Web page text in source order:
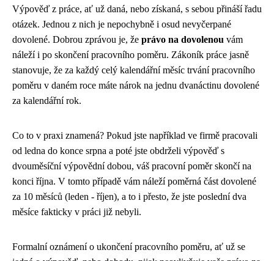
Výpověď z práce, ať už daná, nebo získaná, s sebou přináší řadu
otázek. Jednou z nich je nepochybně i osud nevyčerpané
dovolené. Dobrou zprávou je, že právo na dovolenou vám
náleží i po skončení pracovního poměru. Zákoník práce jasně
stanovuje, že za každý celý kalendářní měsíc trvání pracovního
poměru v daném roce máte nárok na jednu dvanáctinu dovolené
za kalendářní rok.
Co to v praxi znamená? Pokud jste například ve firmě pracovali
od ledna do konce srpna a poté jste obdrželi výpověď s
dvouměsíční výpovědní dobou, váš pracovní poměr skončí na
konci října. V tomto případě vám náleží poměrná část dovolené
za 10 měsíců (leden - říjen), a to i přesto, že jste poslední dva
měsíce fakticky v práci již nebyli.
Formalní oznámení o ukončení pracovního poměru, ať už se